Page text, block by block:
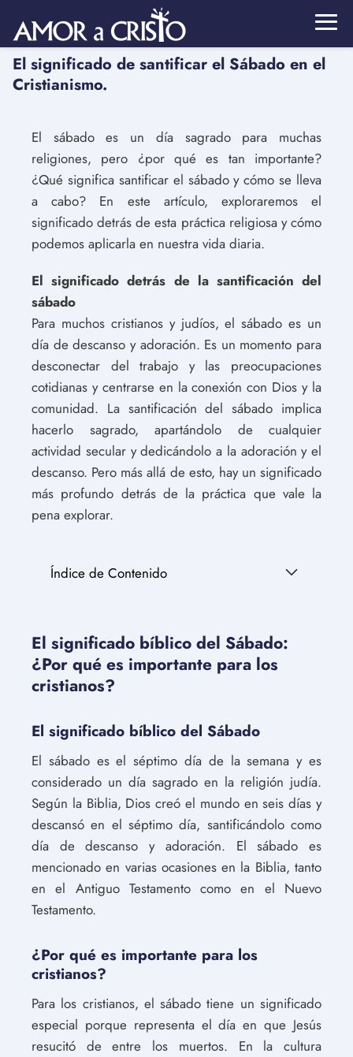
El significado de santificar el Sábado en el
Cristianismo.
El sábado es un día sagrado para muchas
religiones, pero ¿por qué es tan importante?
¿Qué significa santificar el sábado y cómo se lleva
a cabo? En este artículo, exploraremos el
significado detrás de esta práctica religiosa y cómo
podemos aplicarla en nuestra vida diaria.
El significado detrás de la santificación del
sábado
Para muchos cristianos y judíos, el sábado es un
día de descanso y adoración. Es un momento para
desconectar del trabajo y las preocupaciones
cotidianas y centrarse en la conexión con Dios y la
comunidad. La santificación del sábado implica
hacerlo sagrado, apartándolo de cualquier
actividad secular y dedicándolo a la adoración y el
descanso. Pero más allá de esto, hay un significado
más profundo detrás de la práctica que vale la
pena explorar.
Índice de Contenido
El significado bíblico del Sábado:
¿Por qué es importante para los
cristianos?
El significado bíblico del Sábado
El sábado es el séptimo día de la semana y es
considerado un día sagrado en la religión judía.
Según la Biblia, Dios creó el mundo en seis días y
descansó en el séptimo día, santificándolo como
día de descanso y adoración. El sábado es
mencionado en varias ocasiones en la Biblia, tanto
en el Antiguo Testamento como en el Nuevo
Testamento.
¿Por qué es importante para los
cristianos?
Para los cristianos, el sábado tiene un significado
especial porque representa el día en que Jesús
resucitó de entre los muertos. En la cultura